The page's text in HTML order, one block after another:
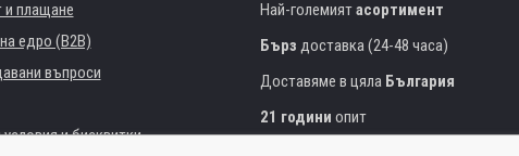
и плащане
едро (B2B)
въпроси
и бисквитки
Най-големиятасортимент
Бърз доставка (24-48 часа)
Доставяме в цяла България
21 години опит